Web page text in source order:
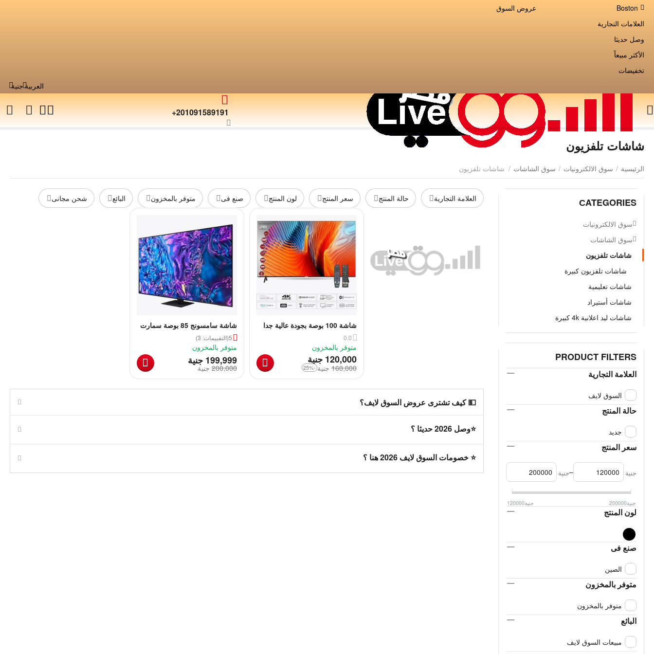
Boston
عروض السوق
العلامات التجارية
وصل حديثا
الأكثر مبيعاً
تخفيضات
جنيةالعربية
+201091589191
شاشات تلفزيون
الرئيسية / سوق الالكترونيات / سوق الشاشات / شاشات تلفزيون
العلامة التجارية حالة المنتج سعر المنتج لون المنتج صنع فى متوفر بالمخزون البائع شحن مجانى
شاشة 100 بوصة بجودة عالية جدا
الترا 4k كيت A درجة 2,5
0.0
متوفر بالمخزون
جنية 120,000
جنية 160,000
-25%
شاشة سامسونج 85 بوصة سمارت
5(التقييمات: 3)
متوفر بالمخزون
جنية 199,999
جنية 200,000
💵 كيف تشترى عروض السوق لايف؟
⭐وصل 2026 حديثا ؟
⭐ خصومات السوق لايف 2026 هنا ؟
СATEGORIES
سوق الالكترونيات
سوق الشاشات
شاشات تلفزيون
شاشات تلفزيون كبيرة
شاشات تعليمية
شاشات أستيراد
شاشات ليد اعلانية 4k كبيرة
PRODUCT FILTERS
العلامة التجارية
السوق لايف
حالة المنتج
جديد
سعر المنتج
جنية –جنية
جنية120000 جنية200000
لون المنتج
صنع فى
الصين
متوفر بالمخزون
متوفر بالمخزون
البائع
مبيعات السوق لايف